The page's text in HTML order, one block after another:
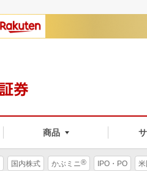
商品
国内株式 かぶミニ® IPO・PO